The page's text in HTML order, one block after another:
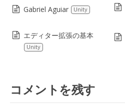
Gabriel Aguiar Unity
エディター拡張の基本
Unity
コメントを残す